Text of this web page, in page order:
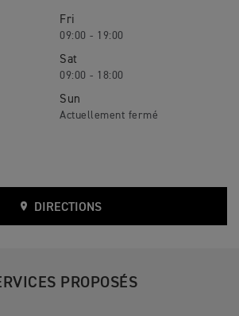
Fri
09:00 - 19:00
Sat
09:00 - 18:00
Sun
DIRECTIONS
PROPOSÉS